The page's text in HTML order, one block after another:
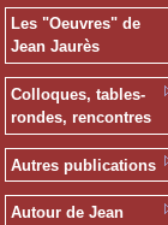
Les "Oeuvres" de
Jean Jaurès
Colloques, tables-
rondes, rencontres
Autres publications
Autour de Jean